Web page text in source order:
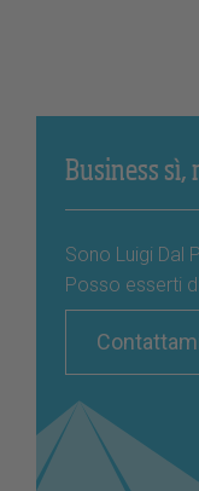
Business sì,
Sono Luigi Dal
Posso esserti